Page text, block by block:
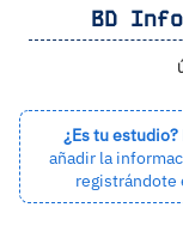
BD Info
¿Es tu estudio?
añadir la
registrándote